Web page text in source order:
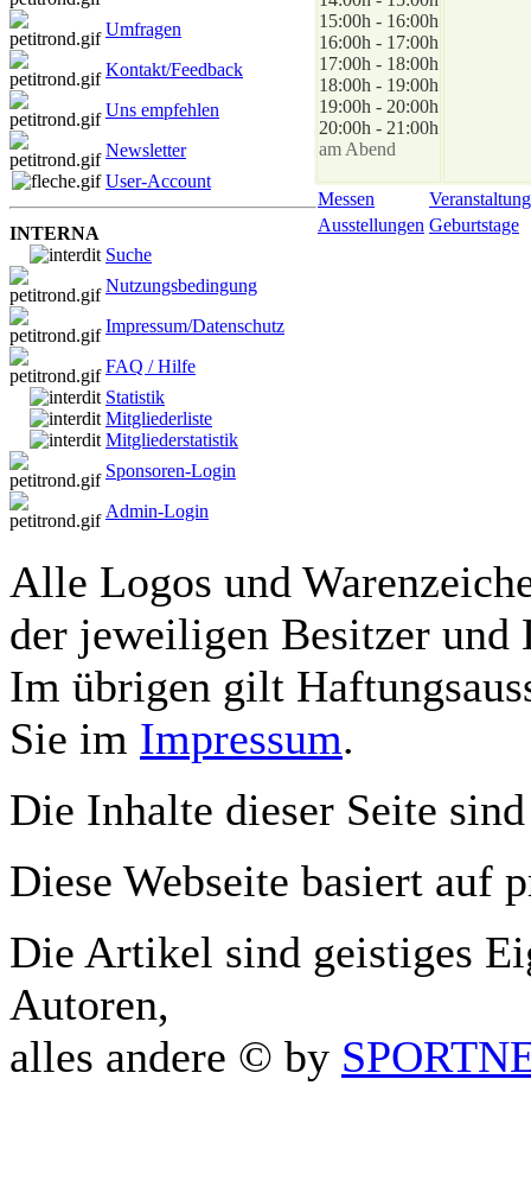
Umfragen
Kontakt/Feedback
Uns empfehlen
Newsletter
User-Account
INTERNA
Suche
Nutzungsbedingung
Impressum/Datenschutz
FAQ / Hilfe
Statistik
Mitgliederliste
Mitgliederstatistik
Sponsoren-Login
Admin-Login
15:00h - 16:00h
16:00h - 17:00h
17:00h - 18:00h
18:00h - 19:00h
19:00h - 20:00h
20:00h - 21:00h
am Abend
Messen
Veranstaltung
Ausstellungen Geburtstage
Alle Logos und
der jeweiligen Besitzer und
Im übrigen gilt
Sie im Impressum.
Die Inhalte dieser Seite
Diese Webseite basiert auf
Die Artikel sind geistiges
Autoren,
alles andere © by